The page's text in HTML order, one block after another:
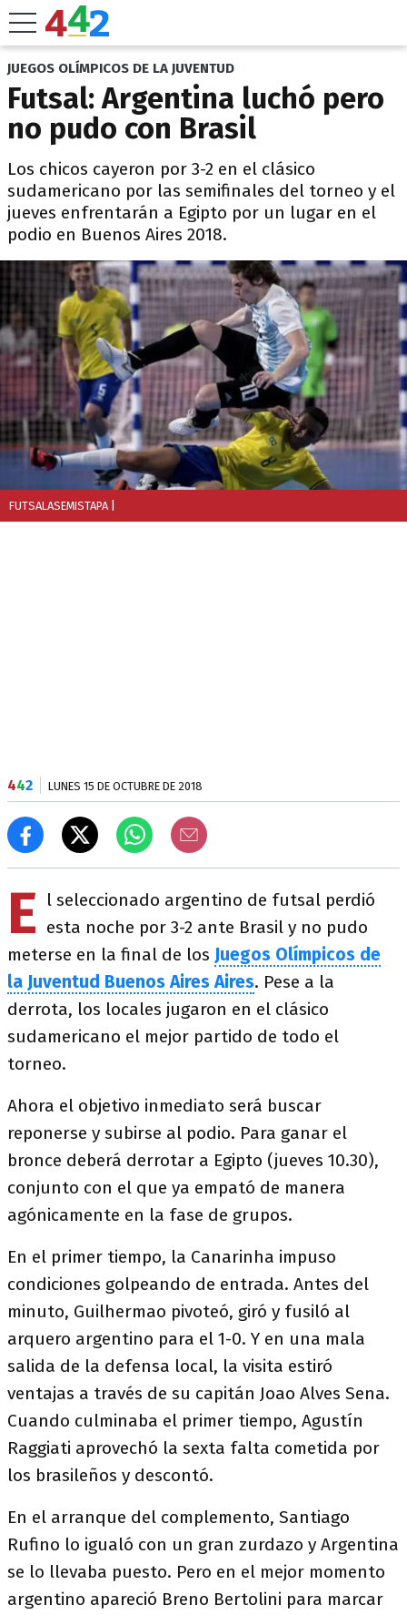
JUEGOS OLÍMPICOS DE LA JUVENTUD
Futsal: Argentina luchó pero
no pudo con Brasil
Los chicos cayeron por 3-2 en el clásico
sudamericano por las semifinales del torneo y el
jueves enfrentarán a Egipto por un lugar en el
podio en Buenos Aires 2018.
FUTSALASEMISTAPA
442 LUNES 15 DE OCTUBRE DE 2018
E
l seleccionado argentino de futsal perdió
esta noche por 3-2 ante Brasil y no pudo
meterse en la final de los Juegos Olímpicos de
la Juventud Buenos Aires Aires. Pese a la
derrota, los locales jugaron en el clásico
sudamericano el mejor partido de todo el
torneo.
Ahora el objetivo inmediato será buscar
reponerse y subirse al podio. Para ganar el
bronce deberá derrotar a Egipto (jueves 10.30),
conjunto con el que ya empató de manera
agónicamente en la fase de grupos.
En el primer tiempo, la Canarinha impuso
condiciones golpeando de entrada. Antes del
minuto, Guilhermao pivoteó, giró y fusiló al
arquero argentino para el 1-0. Y en una mala
salida de la defensa local, la visita estiró
ventajas a través de su capitán Joao Alves Sena.
Cuando culminaba el primer tiempo, Agustín
Raggiati aprovechó la sexta falta cometida por
los brasileños y descontó.
En el arranque del complemento, Santiago
Rufino lo igualó con un gran zurdazo y Argentina
se lo llevaba puesto. Pero en el mejor momento
argentino apareció Breno Bertolini para marcar